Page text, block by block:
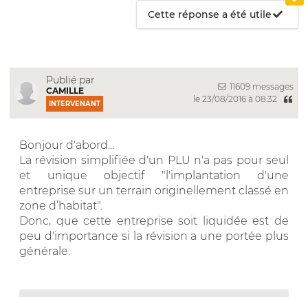
Cette réponse a été utile
Publié par
CAMILLE
INTERVENANT
11609 messages
le 23/08/2016 à 08:32
Bonjour d'abord...
La révision simplifiée d'un PLU n'a pas pour seul
et unique objectif "l'implantation d'une
entreprise sur un terrain originellement classé en
zone d’habitat".
Donc, que cette entreprise soit liquidée est de
peu d'importance si la révision a une portée plus
générale.